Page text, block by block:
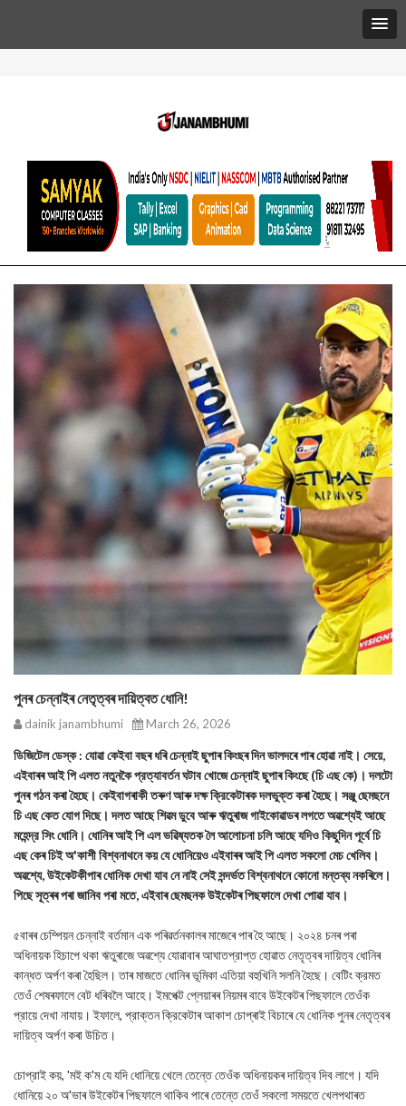
পুনৰ চেন্নাইৰ নেতৃত্বৰ দায়িত্বত ধোনি!
dainik janambhumi March 26, 2026
ডিজিটেল ডেস্ক : যোৱা কেইবা বছৰ ধৰি চেন্নাই ছুপাৰ কিংছৰ দিন ভালদৰে পাৰ হোৱা নাই। সেয়ে,
এইবাৰৰ আই পি এলত নতুনকৈ প্রত্যাবর্তন ঘটাব খোজে চেন্নাই ছুপাৰ কিংছে (চি এছ কে)। দলটো
পুনৰ গঠন কৰা হৈছে। কেইবাগৰাকী তৰুণ আৰু দক্ষ ক্রিকেটাৰক দলভুক্ত কৰা হৈছে। সঞ্জু ছেমছনে
চি এছ কেত যোগ দিছে। দলত আছে শিৱম ডুবে আৰু ঋতুৰাজ গাইকোৱাডৰ লগতে অৱশ্যেই আছে
মহেন্দ্র সিং ধোনি। ধোনিৰ আই পি এল ভৱিষ্যতক লৈ আলোচনা চলি আছে যদিও কিছুদিন পূর্বে চি
এছ কেৰ চিই অ'কাশী বিশ্বনাথনে কয় যে ধোনিয়েও এইবাৰৰ আই পি এলত সকলো মেচ খেলিব।
অৱশ্যে, উইকেটকীপাৰ ধোনিক দেখা যাব নে নাই সেই সন্দর্ভত বিশ্বনাথনে কোনো মন্তব্য নকৰিলে।
পিছে সূত্ৰৰ পৰা জানিব পৰা মতে, এইবাৰ ছেমছনক উইকেটৰ পিছফালে দেখা পোৱা যাব।
৫বাৰৰ চেম্পিয়ন চেন্নাই বর্তমান এক পৰিৱৰ্তনকালৰ মাজেৰে পাৰ হৈ আছে। ২০২৪ চনৰ পৰা
অধিনায়ক হিচাপে থকা ঋতুৰাজে অৱশ্যে যোৱাবাৰ আঘাতপ্রাপ্ত হোৱাত নেতৃত্বৰ দায়িত্ব ধোনিৰ
কান্ধত অর্পণ কৰা হৈছিল। তাৰ মাজতে ধোনিৰ ভূমিকা এতিয়া বহুখিনি সলনি হৈছে। বেটিং ক্রমত
তেওঁ শেষৰফালে বেট ধৰিবলৈ আহে। ইমপেক্ট প্লেয়াৰৰ নিয়মৰ বাবে উইকেটৰ পিছফালে তেওঁক
প্রায়ে দেখা নাযায়। ইফালে, প্রাক্তন ক্রিকেটাৰ আকাশ চোপ্ৰাই বিচাৰে যে ধোনিক পুনৰ নেতৃত্বৰ
দায়িত্ব অর্পণ কৰা উচিত।
চোপ্রাই কয়, 'মই ক'ম যে যদি ধোনিয়ে খেলে তেন্তে তেওঁক অধিনায়কৰ দায়িত্ব দিব লাগে। যদি
ধোনিয়ে ২০ অ'ভাৰ উইকেটৰ পিছফালে থাকিব পাৰে তেন্তে তেওঁ সকলো সময়তে খেলপথাৰত